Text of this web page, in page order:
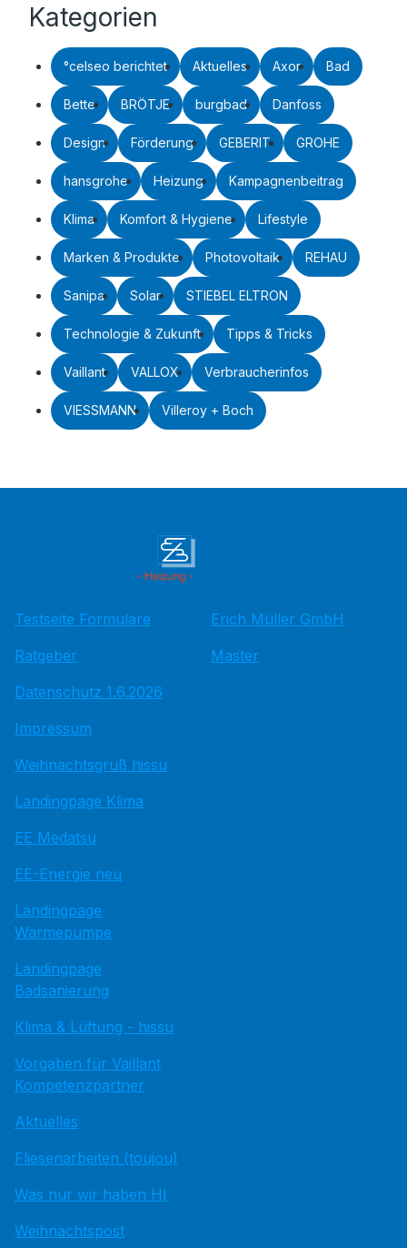
Kategorien
°celseo berichtet Aktuelles Axor Bad
Bette BRÖTJE burgbad Danfoss
Design Förderung GEBERIT GROHE
hansgrohe Heizung Kampagnenbeitrag
Klima Komfort & Hygiene Lifestyle
Marken & Produkte Photovoltaik REHAU
Sanipa Solar STIEBEL ELTRON
Technologie & Zukunft Tipps & Tricks
Vaillant VALLOX Verbraucherinfos
VIESSMANN Villeroy + Boch
Testseite Formulare
Ratgeber
Datenschutz 1.6.2026
Impressum
Weihnachtsgruß hissu
Landingpage Klima
EE Medatsu
EE-Energie neu
Landingpage
Wärmepumpe
Landingpage
Badsanierung
Klima & Lüftung - hissu
Vorgaben für Vaillant
Kompetenzpartner
Aktuelles
Fliesenarbeiten (toujou)
Was nur wir haben HI
Weihnachtspost
Erich Müller GmbH
Master